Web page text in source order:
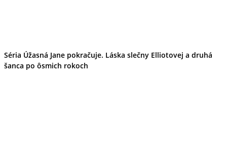
Séria Úžasná Jane pokračuje. Láska slečny Elliotovej a druhá
šanca po ôsmich rokoch